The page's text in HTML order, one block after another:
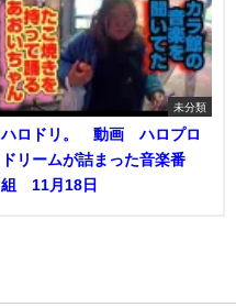
未分類
ハロドリ。 動画 ハロプロ
ドリームが詰まった音楽番
組 11月18日